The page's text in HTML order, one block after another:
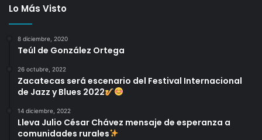
Lo Más Visto
8 diciembre, 2020
Teúl de González Ortega
26 octubre, 2022
Zacatecas será escenario del Festival Internacional
de Jazz y Blues 2022
14 diciembre, 2022
Lleva Julio César Chávez mensaje de esperanza a
comunidades rurales